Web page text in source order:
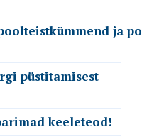
ja
püstitamisest
keeleteod!